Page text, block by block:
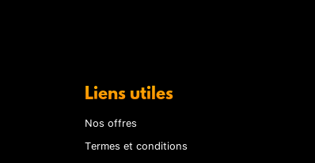
Liens utiles
Nos offres
Termes et conditions